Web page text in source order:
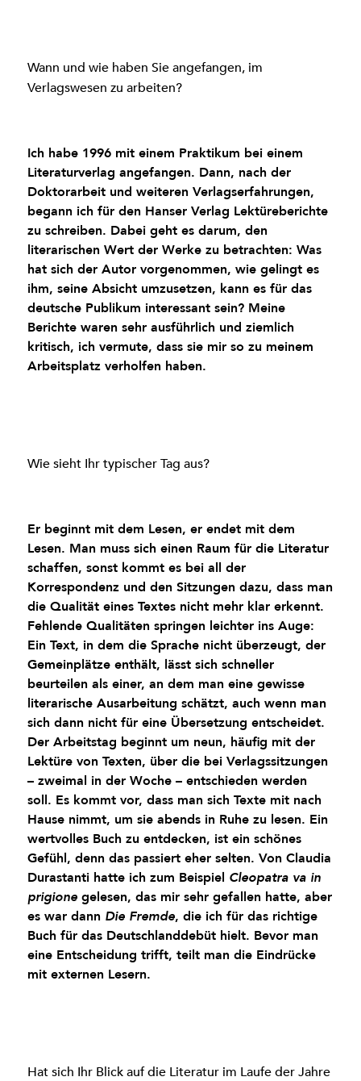
Wann und wie haben Sie angefangen, im
Verlagswesen zu arbeiten?
Ich habe 1996 mit einem Praktikum bei einem
Literaturverlag angefangen. Dann, nach der
Doktorarbeit und weiteren Verlagserfahrungen,
begann ich für den Hanser Verlag Lektüreberichte
zu schreiben. Dabei geht es darum, den
literarischen Wert der Werke zu betrachten: Was
hat sich der Autor vorgenommen, wie gelingt es
ihm, seine Absicht umzusetzen, kann es für das
deutsche Publikum interessant sein? Meine
Berichte waren sehr ausführlich und ziemlich
kritisch, ich vermute, dass sie mir so zu meinem
Arbeitsplatz verholfen haben.
Wie sieht Ihr typischer Tag aus?
Er beginnt mit dem Lesen, er endet mit dem
Lesen. Man muss sich einen Raum für die Literatur
schaffen, sonst kommt es bei all der
Korrespondenz und den Sitzungen dazu, dass man
die Qualität eines Textes nicht mehr klar erkennt.
Fehlende Qualitäten springen leichter ins Auge:
Ein Text, in dem die Sprache nicht überzeugt, der
Gemeinplätze enthält, lässt sich schneller
beurteilen als einer, an dem man eine gewisse
literarische Ausarbeitung schätzt, auch wenn man
sich dann nicht für eine Übersetzung entscheidet.
Der Arbeitstag beginnt um neun, häufig mit der
Lektüre von Texten, über die bei Verlagssitzungen
– zweimal in der Woche – entschieden werden
soll. Es kommt vor, dass man sich Texte mit nach
Hause nimmt, um sie abends in Ruhe zu lesen. Ein
wertvolles Buch zu entdecken, ist ein schönes
Gefühl, denn das passiert eher selten. Von Claudia
Durastanti hatte ich zum Beispiel Cleopatra va in
prigione gelesen, das mir sehr gefallen hatte, aber
es war dann Die Fremde, die ich für das richtige
Buch für das Deutschlanddebüt hielt. Bevor man
eine Entscheidung trifft, teilt man die Eindrücke
mit externen Lesern.
Hat sich Ihr Blick auf die Literatur im Laufe der Jahre